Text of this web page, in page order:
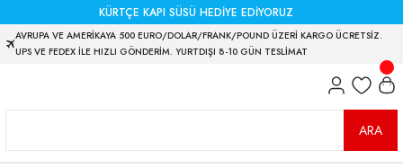
KÜRTÇE KAPI SÜSÜ HEDİYE EDİYORUZ
AVRUPA VE AMERİKAYA 500 EURO/DOLAR/FRANK/POUND ÜZERİ KARGO ÜCRETSİZ.
UPS VE FEDEX İLE HIZLI GÖNDERİM. YURTDIŞI 8-10 GÜN TESLİMAT
ARA